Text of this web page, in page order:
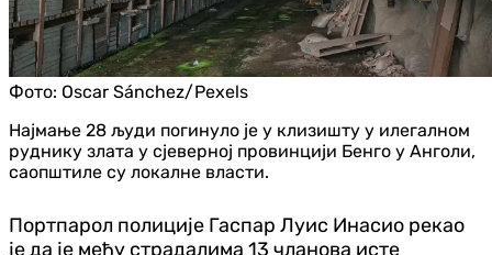
Фото: Oscar Sánchez/Pexels
Најмање 28 људи погинуло је у клизишту у илегалном
руднику злата у сјеверној провинцији Бенго у Анголи,
саопштиле су локалне власти.
Портпарол полиције Гаспар Луис Инасио рекао
је да је међу страдалима 13 чланова исте